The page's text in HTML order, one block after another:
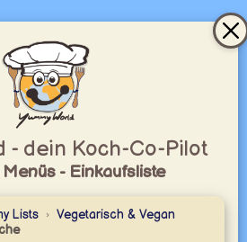
- dein Koch-Co-Pilot
- Einkaufsliste
Lists
Vegetarisch & Vegan